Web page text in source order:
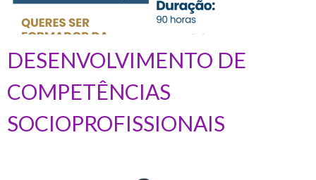
DESENVOLVIMENTO DE
COMPETÊNCIAS
SOCIOPROFISSIONAIS